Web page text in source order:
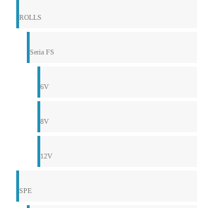
ROLLS
Seria FS
6V
8V
12V
SPE